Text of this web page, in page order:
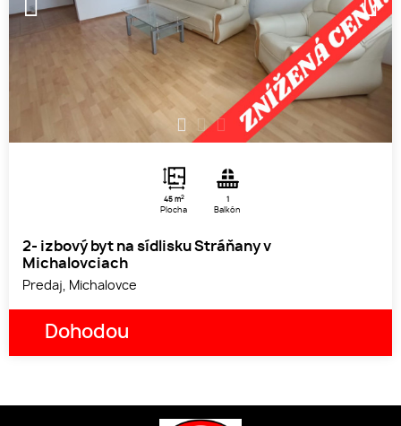
2
45 m2
Plocha
1
Balkón
2- izbový byt na sídlisku Stráňany v
Michalovciach
Predaj, Michalovce
Dohodou